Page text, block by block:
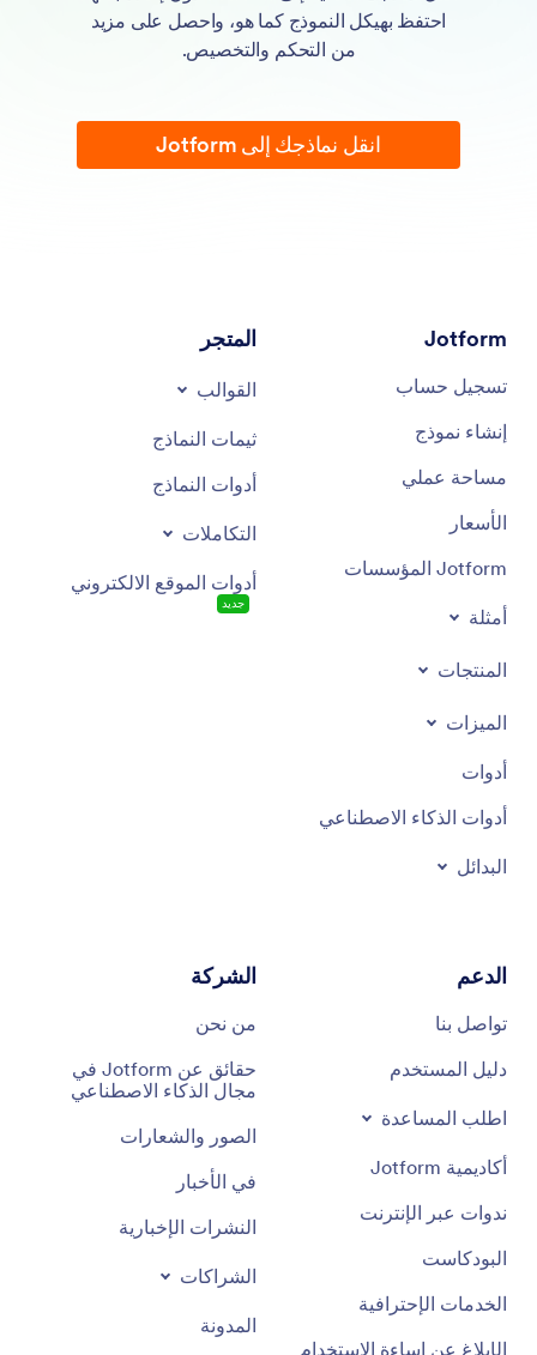
احتفظ بهيكل النموذج كما هو، واحصل على مزيد
من التحكم والتخصيص.
انقل نماذجك إلى Jotform
Jotform
تسجيل حساب
إنشاء نموذج
مساحة عملي
الأسعار
Jotform المؤسسات
أمثلة
المنتجات
الميزات
أدوات
أدوات الذكاء الاصطناعي
البدائل
المتجر
القوالب
ثيمات النماذج
أدوات النماذج
التكاملات
أدوات الموقع الالكتروني
جديد
الدعم
تواصل بنا
دليل المستخدم
اطلب المساعدة
أكاديمية Jotform
ندوات عبر الإنترنت
البودكاست
الخدمات الإحترافية
الإبلاغ عن إساءة الاستخدام
الشركة
من نحن
حقائق عن Jotform في
مجال الذكاء الاصطناعي
الصور والشعارات
في الأخبار
النشرات الإخبارية
الشراكات
المدونة